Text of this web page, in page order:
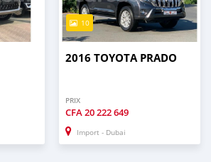
10
2016 TOYOTA PRADO
PRIX
CFA20 222 649
Import - Dubai